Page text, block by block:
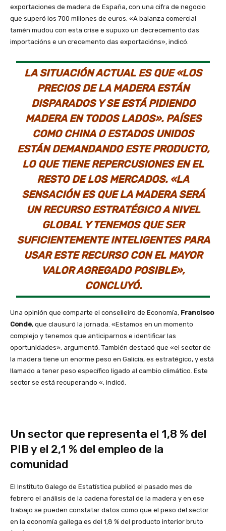
exportaciones de madera de España, con una cifra de negocio
que superó los 700 millones de euros. «A balanza comercial
tamén mudou con esta crise e supuxo un decrecemento das
importacións e un crecemento das exportacións», indicó.
LA SITUACIÓN ACTUAL ES QUE «LOS
PRECIOS DE LA MADERA ESTÁN
DISPARADOS Y SE ESTÁ PIDIENDO
MADERA EN TODOS LADOS». PAÍSES
COMO CHINA O ESTADOS UNIDOS
ESTÁN DEMANDANDO ESTE PRODUCTO,
LO QUE TIENE REPERCUSIONES EN EL
RESTO DE LOS MERCADOS. «LA
SENSACIÓN ES QUE LA MADERA SERÁ
UN RECURSO ESTRATÉGICO A NIVEL
GLOBAL Y TENEMOS QUE SER
SUFICIENTEMENTE INTELIGENTES PARA
USAR ESTE RECURSO CON EL MAYOR
VALOR AGREGADO POSIBLE»,
CONCLUYÓ.
Una opinión que comparte el conselleiro de Economía, Francisco
Conde, que clausuró la jornada. «Estamos en un momento
complejo y tenemos que anticiparnos e identificar las
oportunidades», argumentó. También destacó que «el sector de
la madera tiene un enorme peso en Galicia, es estratégico, y está
llamado a tener peso específico ligado al cambio climático. Este
sector se está recuperando «, indicó.
Un sector que representa el 1,8 % del
PIB y el 2,1 % del empleo de la
comunidad
El Instituto Galego de Estatística publicó el pasado mes de
febrero el análisis de la cadena forestal de la madera y en ese
trabajo se pueden constatar datos como que el peso del sector
en la economía gallega es del 1,8 % del producto interior bruto